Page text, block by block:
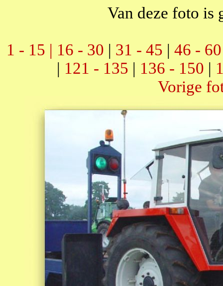
Van deze foto is
1 - 15 | 16 - 30 | 31 - 45 | 46 - 60
| 121 - 135 | 136 - 150 |
Vorige